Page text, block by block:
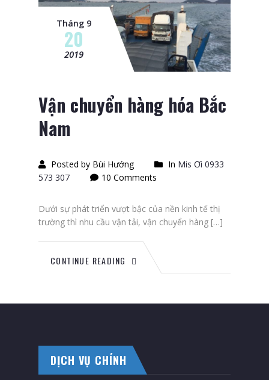
Tháng 9
20
2019
Vận chuyển hàng hóa Bắc
Nam
Posted by Bùi Hướng In Mis Ơi 0933
573 307
10 Comments
Dưới sự phát triển vượt bậc của nền kinh tế thị
trường thì nhu cầu vận tải, vận chuyển hàng […]
CONTINUE READING
DỊCH VỤ CHÍNH